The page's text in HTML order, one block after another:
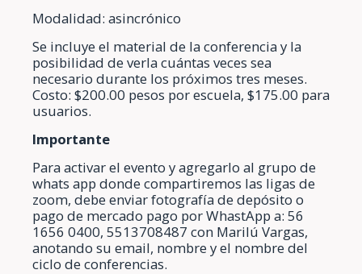
Modalidad: asincrónico
Se incluye el material de la conferencia y la
posibilidad de verla cuántas veces sea
necesario durante los próximos tres meses.
Costo: $200.00 pesos por escuela, $175.00 para
usuarios.
Importante
Para activar el evento y agregarlo al grupo de
whats app donde compartiremos las ligas de
zoom, debe enviar fotografía de depósito o
pago de mercado pago por WhastApp a: 56
1656 0400, 5513708487 con Marilú Vargas,
anotando su email, nombre y el nombre del
ciclo de conferencias.